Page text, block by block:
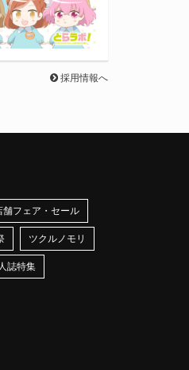
採用情報へ
舗フェア・セール
ツクルノモリ
誌特集